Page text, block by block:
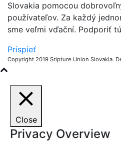
Slovakia pomocou
používateľov. Za každý
sme veľmi vďační. Podporiť
Prispieť
Copyright 2019 Sripture Union Slovakia.
Close
Privacy Overview